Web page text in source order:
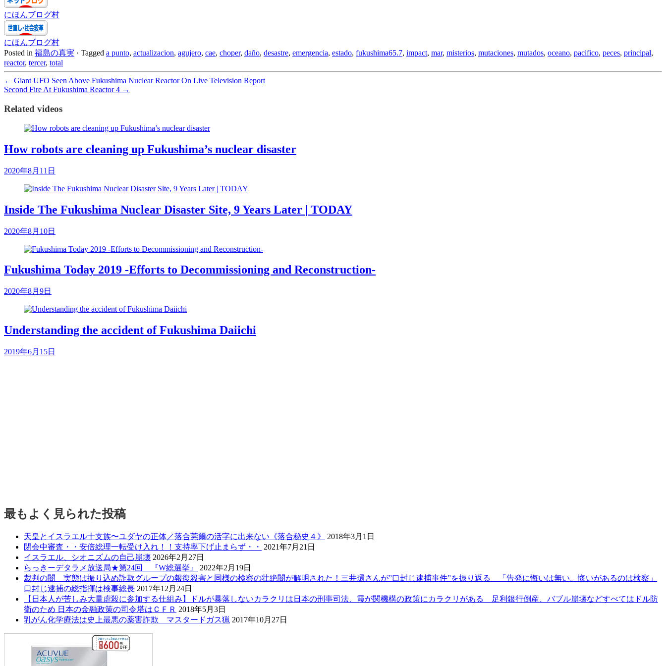
にほんブログ村
にほんブログ村
Posted in 福島の真実 · Tagged a punto, actualizacion, agujero, cae, choper, daño, desastre, emergencia, estado, fukushima65.7, impact, mar, misterios, mutaciones, mutados, oceano, pacifico, peces, principal,
reactor, tercer, total
← Giant UFO Seen Above Fukushima Nuclear Reactor On Live Television Report
Second Fire At Fukushima Reactor 4 →
Related videos
How robots are cleaning up Fukushima’s nuclear disaster
2020年8月11日
Inside The Fukushima Nuclear Disaster Site, 9 Years Later | TODAY
2020年8月10日
Fukushima Today 2019 -Efforts to Decommissioning and Reconstruction-
2020年8月9日
Understanding the accident of Fukushima Daiichi
2019年6月15日
最もよく見られた投稿
天皇とイスラエル十支族〜ユダヤの正体／落合莞爾の活字に出来ない《落合秘史４》
2018年3月1日
閉会中審査・・安倍総理一転受け入れ！！支持率下げ止まらず・・
2021年7月21日
イスラエル、シオニズムの自己崩壊 2026年2月27日
らっきーデタラメ放送局★第24回 『W総選挙』
2022年2月19日
裁判の闇 実態は振り込め詐欺グループの報復殺害と同様の検察の壮絶闇が解明された！三井環さんが”口封じ逮捕事件”を振り返る 「告発に悔いは無い。悔いがあるのは検察」
口封じ逮捕の総指揮は検事総長 2017年12月24日
【日本人が苦しみ大量虐殺に参加する仕組み】ドルが暴落しないカラクリは日本の刑事司法、霞が関機構の政策にカラクリがある 足利銀行倒産、バブル崩壊などすべてはドル防
衛のため 日本の金融政策の司令塔はＣＦＲ 2018年5月3日
乳がん化学療法は史上最悪の薬害詐欺 マスタードガス猟 2017年10月27日